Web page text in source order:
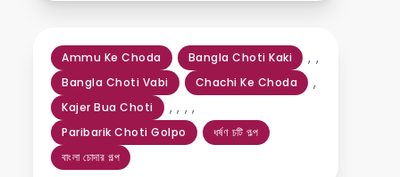
Ammu Ke Choda ,
Bangla Choti Kaki ,
Bangla Choti Vabi ,
Chachi Ke Choda
,
Kajer Bua Choti ,
Paribarik Choti Golpo
,
ধর্ষণ চটি গল্প
,
বাংলা চোদার গল্প